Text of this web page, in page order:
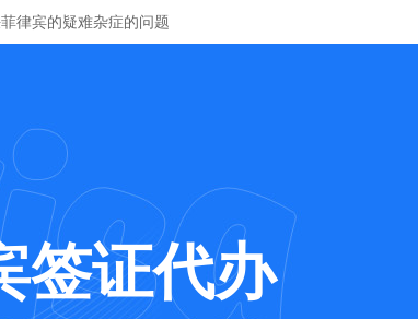
律宾的疑难杂症的问题
签证代办